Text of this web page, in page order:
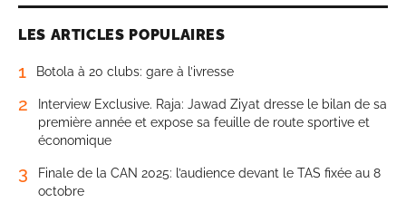
LES ARTICLES POPULAIRES
1 Botola à 20 clubs: gare à l’ivresse
2
Interview Exclusive. Raja: Jawad Ziyat dresse le bilan de sa
première année et expose sa feuille de route sportive et
économique
3
Finale de la CAN 2025: l’audience devant le TAS fixée au 8
octobre